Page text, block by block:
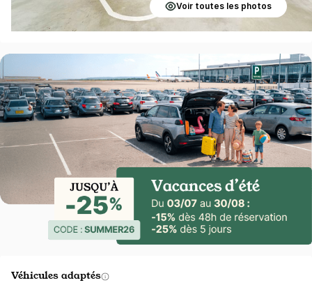
Voir toutes les photos
Véhicules adaptés